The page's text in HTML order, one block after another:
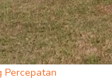
Percepatan